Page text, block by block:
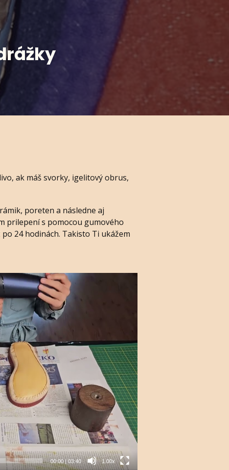
ak máš svorky, igelitový obrus,
poreten a následne aj
prilepení s pomocou gumového
24 hodinách. Takisto Ti ukážem
00:00|03:40 1.00x